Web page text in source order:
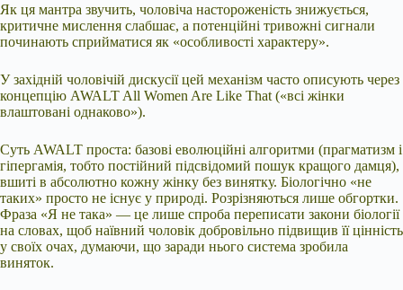
Як ця мантра звучить, чоловіча настороженість знижується,
критичне мислення слабшає, а потенційні тривожні сигнали
починають сприйматися як «особливості характеру».
У західній чоловічій дискусії цей механізм часто описують через
концепцію AWALT All Women Are Like That («всі жінки
влаштовані однаково»).
Суть AWALT проста: базові еволюційні алгоритми (прагматизм і
гіпергамія, тобто постійний підсвідомий пошук кращого дамця),
вшиті в абсолютно кожну жінку без винятку. Біологічно «не
таких» просто не існує у природі. Розрізняються лише обгортки.
Фраза «Я не така» — це лише спроба переписати закони біології
на словах, щоб наївний чоловік добровільно підвищив її цінність
у своїх очах, думаючи, що заради нього система зробила
виняток.